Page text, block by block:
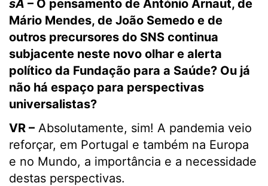
sA – O pensamento de António Arnaut, de
Mário Mendes, de João Semedo e de
outros precursores do SNS continua
subjacente neste novo olhar e alerta
político da Fundação para a Saúde? Ou já
não há espaço para perspectivas
universalistas?
VR – Absolutamente, sim! A pandemia veio
reforçar, em Portugal e também na Europa
e no Mundo, a importância e a necessidade
destas perspectivas.